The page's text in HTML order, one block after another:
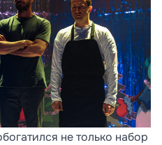
не только набор